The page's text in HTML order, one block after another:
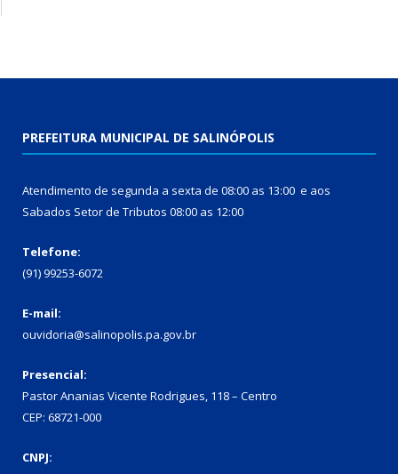
PREFEITURA MUNICIPAL DE SALINÓPOLIS
Atendimento de segunda a sexta de 08:00 as 13:00 e aos
Sabados Setor de Tributos 08:00 as 12:00
Telefone:
(91) 99253-6072
E-mail:
ouvidoria@salinopolis.pa.gov.br
Presencial:
Pastor Ananias Vicente Rodrigues, 118 – Centro
CEP: 68721-000
CNPJ: